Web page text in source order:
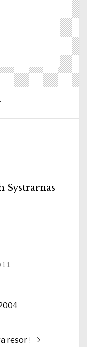
Systrarnas
resor !